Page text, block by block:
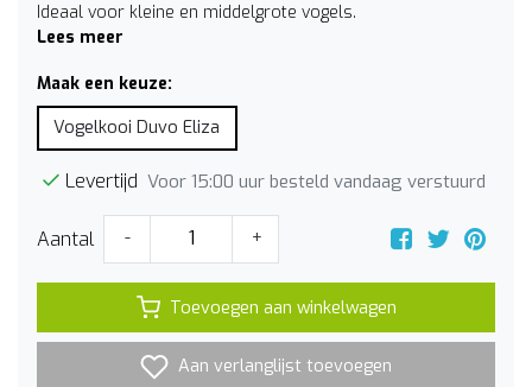
Ideaal voor kleine en middelgrote vogels.
Lees meer
Maak een keuze:
Vogelkooi Duvo Eliza
Levertijd Voor 15:00 uur besteld vandaag verstuurd
Aantal - +
Toevoegen aan winkelwagen
Aan verlanglijst toevoegen